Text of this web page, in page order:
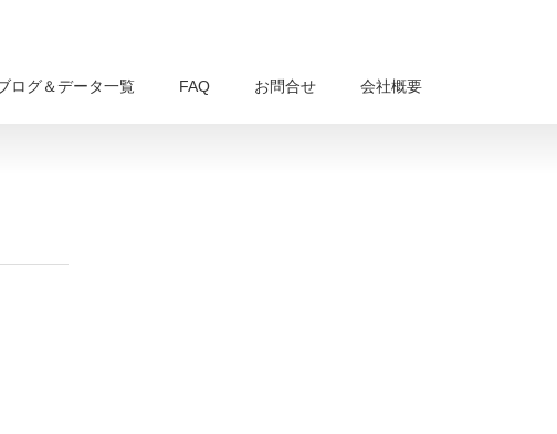
ログ＆データ一覧 FAQ お問合せ 会社概要